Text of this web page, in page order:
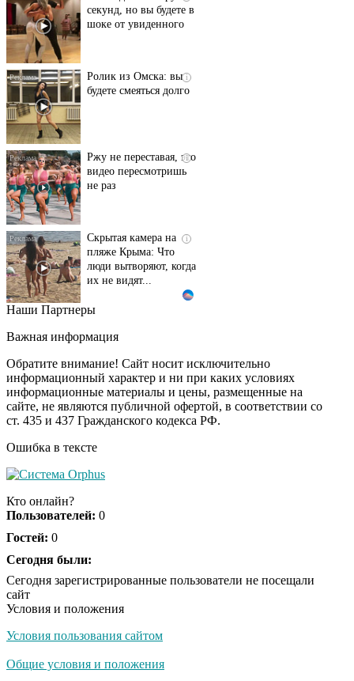
секунд, но вы будете в
шоке от увиденного
i
Ролик из Омска: вы
будете смеяться долго
i
Ржу не переставая, это
видео пересмотришь
не раз
i
Скрытая камера на
пляже Крыма: Что
люди вытворяют, когда
их не видят...
Ролик длится
смеяться вы будете
i
Королева вагона
отожгла! Видео не
оставит равнодушным
Экс-бойфренд дочери
Забывший о
Плющенко отправляет
Азербайджан
Наши Партнеры
Важная информация
Обратите внимание! Сайт носит исключительно
информационный характер и ни при каких условиях
информационные материалы и цены, размещенные на
сайте, не являются публичной офертой, в соответствии со
ст. 435 и 437 Гражданского кодекса РФ.
Ошибка в тексте
Кто онлайн?
Пользователей: 0
Гостей: 0
Сегодня были:
Сегодня зарегистрированные пользователи не посещали
сайт
Условия и положения
Условия пользования сайтом
Общие условия и положения